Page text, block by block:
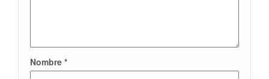
Nombre *